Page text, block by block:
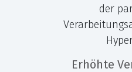
der
Erhöhte